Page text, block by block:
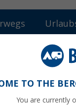
TO THE
You are currently